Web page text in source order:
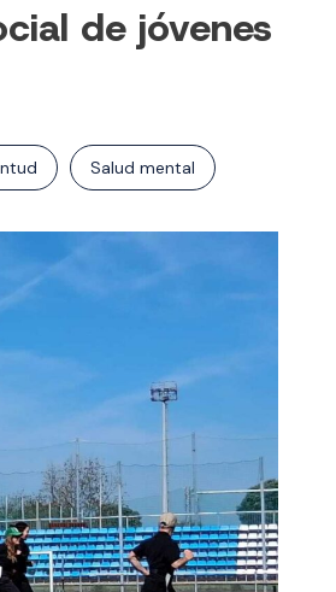
de jóvenes
Salud mental